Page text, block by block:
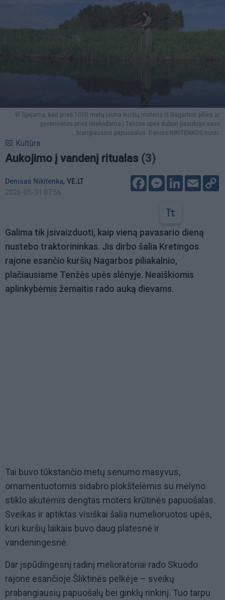
© Spėjama, kad prieš 1000 metų jauna kuršių moteris iš Nagarbos pilies ar
gyvenvietės prieš ištekėdama į Tenžės upės duburį paaukojo savo
brangiausius papuošalus. Deniso NIKITENKOS nuotr.
Kultūra
Aukojimo į vandenį ritualas (3)
Denisas Nikitenka, VE.LT
2026-05-31 07:56
FacebookMessenger
LinkedIn
Email
Galima tik įsivaizduoti, kaip vieną pavasario dieną
nustebo traktorininkas. Jis dirbo šalia Kretingos
rajone esančio kuršių Nagarbos piliakalnio,
plačiausiame Tenžės upės slėnyje. Neaiškiomis
aplinkybėmis žemaitis rado auką dievams.
Tai buvo tūkstančio metų senumo masyvus,
ornamentuotomis sidabro plokštelėmis su mėlyno
stiklo akutėmis dengtas moters krūtinės papuošalas.
Sveikas ir aptiktas visiškai šalia numelioruotos upės,
kuri kuršių laikais buvo daug platesnė ir
vandeningesnė.
Dar įspūdingesnį radinį melioratoriai rado Skuodo
rajone esančioje Šliktinės pelkėje – sveikų
prabangiausių papuošalų bei ginklų rinkinį. Tuo tarpu